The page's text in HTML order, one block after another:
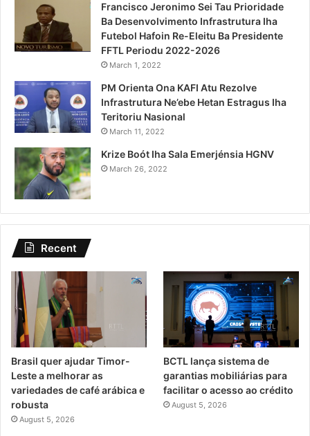
Francisco Jeronimo Sei Tau Prioridade
Ba Desenvolvimento Infrastrutura Iha
Futebol Hafoin Re-Eleitu Ba Presidente
FFTL Periodu 2022-2026
March 1, 2022
PM Orienta Ona KAFI Atu Rezolve
Infrastrutura Ne’ebe Hetan Estragus Iha
Teritoriu Nasional
March 11, 2022
Krize Boót Iha Sala Emerjénsia HGNV
March 26, 2022
Recent
Brasil quer ajudar Timor-
Leste a melhorar as
variedades de café arábica e
robusta
August 5, 2026
BCTL lança sistema de
garantias mobiliárias para
facilitar o acesso ao crédito
August 5, 2026